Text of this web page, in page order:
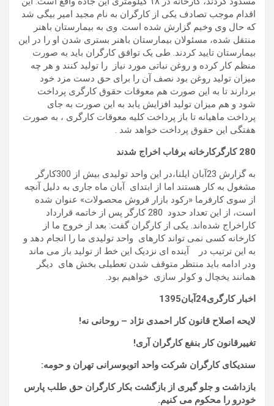
اقدام موجب تصادف یکی از کارگران به نام مجید امیر بیگی شد
که حال وی وخیم گزارش شده است. وی به بیمارستان باهنر
منتقل شده، مسئولان بیمارستان باهنر بستری شدن او را در این
بیمارستان تایید کردند. طی یک توافق کارگران باید به صورت
منظم کار کرده و روغن نباتی مورد نیاز را تولید کنند و هر چه
میزان تولید روغن بود نصف آن را برای حق دست مزد خود
بردارند تا به این صورت هم معوقات حقوق کارگری پرداخت
شود و هم میزان تولید افزایش یابد به این صورت به جای
پرداخت ماهیانه تا باز پرداخت کلیه معوقات کارگری ، به صورت
هفتگی این حقوق پرداخت خواهد شد .
280 کارگرکارخانه برفاب اخراج شدند
به گزارش 23آبان ایلنا،در این واحد تولیدی بیش از 300کارگر
مشغول به کار هستند اما از ابتدای آبان ماه جاری به دلیل آنچه
از سوی کارفرما «رکود بازار فروش محصولات» عنوان شده
است، از این تعداد حدود 280 کارگر پس از خاتمه قرارداد
کاراخراج شده‌اند. یکی از کارگران گفت: بعد از خروج ما از
کارخانه کسی نمی تواند کارهای واحد تولیدی ما را انجام دهد و
به این ترتیب در آینده ای نزدیک این خط از تولید باز می ماند
ودر ادامه باید منتظر متوقف شدن تعطیلی بخش های دیگر
همانند یخچال و کولر سازی خواهیم بود.
اخبار کارگری24آبان1395
لایحه اصلاح قانون کار احمدی نژاد – روحانی نه!
تغییرقانون کار بنفع کارگران آری!
سندیکای کارگران شرکت واحد اتوبوسرانی تهران و حومه:
بازداشت و جلو گیری از بازگشت بکار کارگران حق طلب پارس
خودرو را محکوم می کنیم.